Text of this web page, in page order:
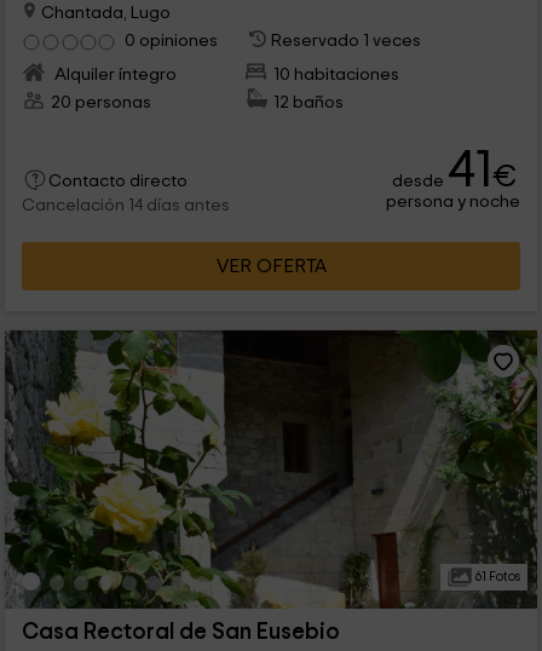
Chantada, Lugo
0 opiniones
Reservado 1 veces
Alquiler íntegro
10 habitaciones
20 personas
12 baños
Contacto directo
Cancelación 14 días antes
desde 41€
persona y noche
VER OFERTA
61 Fotos
Casa Rectoral de San Eusebio